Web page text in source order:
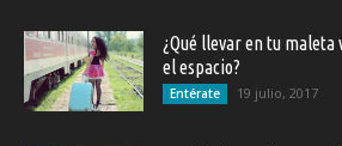
¿Qué llevar en tu
el espacio?
Entérate 19 julio, 2017